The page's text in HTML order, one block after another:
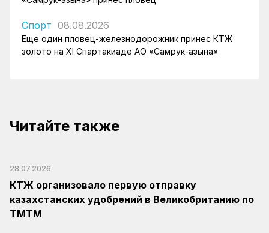
Спорт 08.08.2026
Еще один пловец-железнодорожник принес КТЖ
золото на XI Спартакиаде АО «Самрук-Қазына»
Читайте также
28.07.2026
КТЖ организовало первую отправку
казахстанских удобрений в Великобританию по
ТМТМ